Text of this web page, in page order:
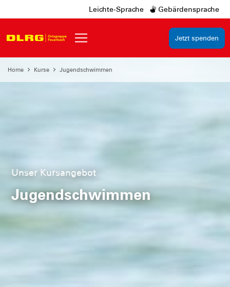
Leichte-Sprache Gebärdensprache
Jetzt spenden
Home Kurse Jugendschwimmen
Unser Kursangebot
Jugendschwimmen